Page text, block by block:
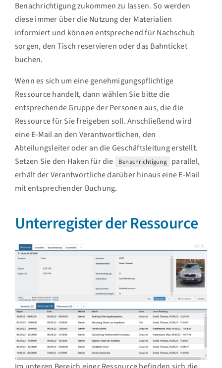
Benachrichtigung zukommen zu lassen. So werden
diese immer über die Nutzung der Materialien
informiert und können entsprechend für Nachschub
sorgen, den Tisch reservieren oder das Bahnticket
buchen.
Wenn es sich um eine genehmigungspflichtige
Ressource handelt, dann wählen Sie bitte die
entsprechende Gruppe der Personen aus, die die
Ressource für Sie freigeben soll. Anschließend wird
eine E-Mail an den Verantwortlichen, den
Abteilungsleiter oder an die Geschäftsleitung erstellt.
Setzen Sie den Haken für die
Benachrichtigung
parallel,
erhält der Verantwortliche darüber hinaus eine E-Mail
mit entsprechender Buchung.
Unterregister der Ressource